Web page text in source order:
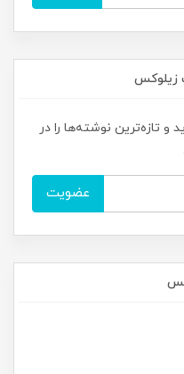
زیلوکس
تازه‌ترین نوشته‌ها را در
عضویت